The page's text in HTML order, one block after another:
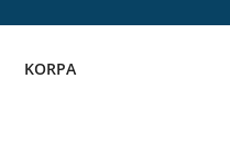
KORPA